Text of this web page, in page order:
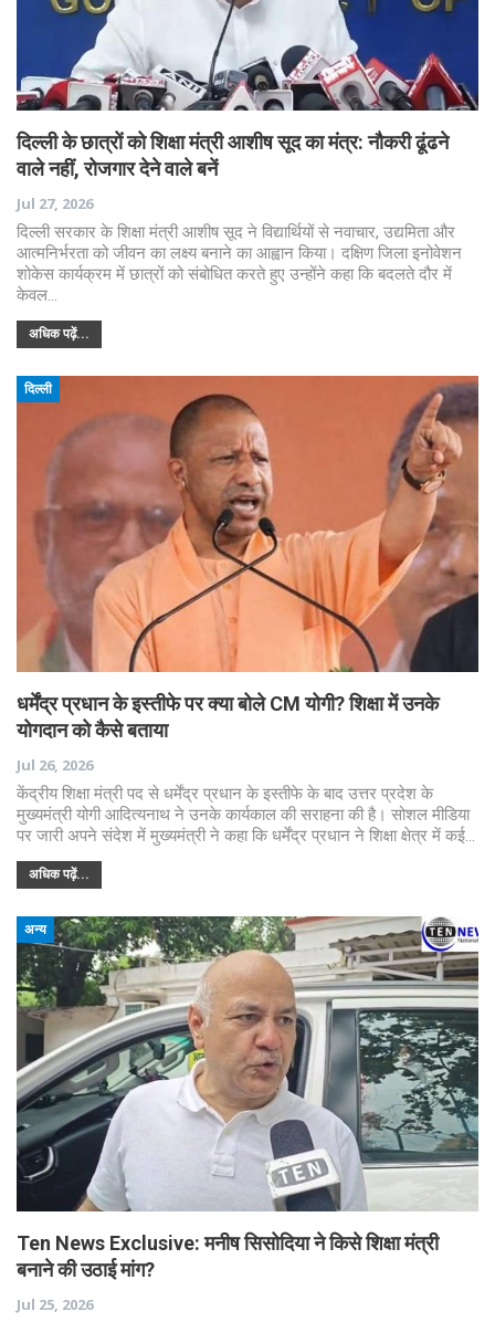
दिल्ली के छात्रों को शिक्षा मंत्री आशीष सूद का मंत्र: नौकरी ढूंढने
वाले नहीं, रोजगार देने वाले बनें
Jul 27, 2026
दिल्ली सरकार के शिक्षा मंत्री आशीष सूद ने विद्यार्थियों से नवाचार, उद्यमिता और
आत्मनिर्भरता को जीवन का लक्ष्य बनाने का आह्वान किया। दक्षिण जिला इनोवेशन
शोकेस कार्यक्रम में छात्रों को संबोधित करते हुए उन्होंने कहा कि बदलते दौर में
केवल…
अधिक पढ़ें...
दिल्ली
धर्मेंद्र प्रधान के इस्तीफे पर क्या बोले CM योगी? शिक्षा में उनके
योगदान को कैसे बताया
Jul 26, 2026
केंद्रीय शिक्षा मंत्री पद से धर्मेंद्र प्रधान के इस्तीफे के बाद उत्तर प्रदेश के
मुख्यमंत्री योगी आदित्यनाथ ने उनके कार्यकाल की सराहना की है। सोशल मीडिया
पर जारी अपने संदेश में मुख्यमंत्री ने कहा कि धर्मेंद्र प्रधान ने शिक्षा क्षेत्र में कई…
अधिक पढ़ें...
अन्य
Ten News Exclusive: मनीष सिसोदिया ने किसे शिक्षा मंत्री
बनाने की उठाई मांग?
Jul 25, 2026